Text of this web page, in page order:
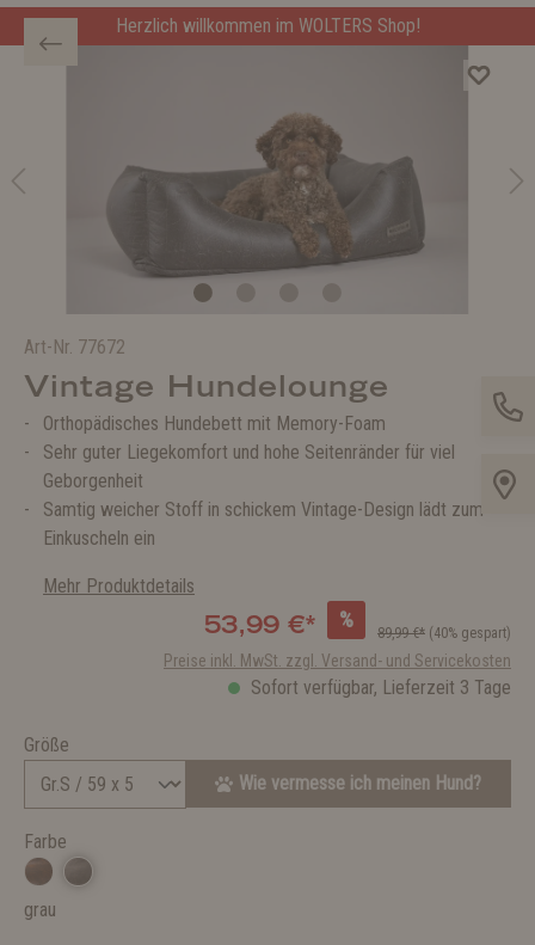
Herzlich willkommen im WOLTERS Shop!
Art-Nr. 77672
Vintage Hundelounge
Orthopädisches Hundebett mit Memory-Foam
Sehr guter Liegekomfort und hohe Seitenränder für viel
Geborgenheit
Samtig weicher Stoff in schickem Vintage-Design lädt zum
Einkuscheln ein
Mehr Produktdetails
53,99 €* %
89,99 €* (40% gespart)
Preise inkl. MwSt. zzgl. Versand- und Servicekosten
Sofort verfügbar, Lieferzeit 3 Tage
Größe
Wie vermesse ich meinen Hund?
Farbe
grau